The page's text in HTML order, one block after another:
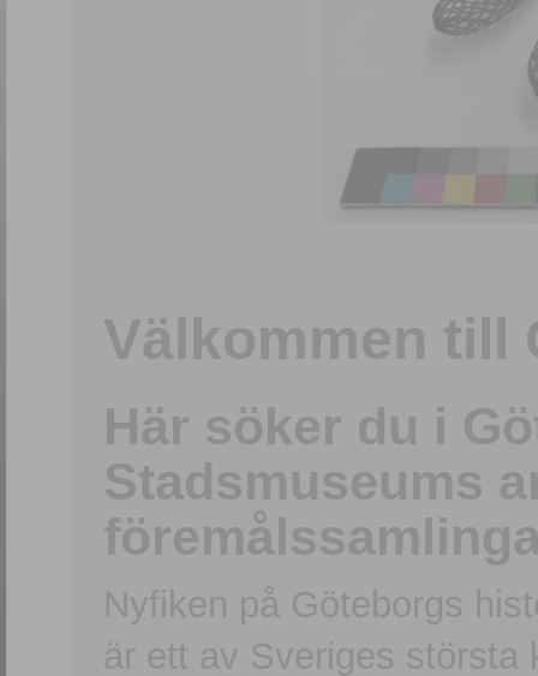
Välkommen till
Här söker du i
Stadsmuseums
Nyfiken på Göteborgs
är ett av Sveriges största